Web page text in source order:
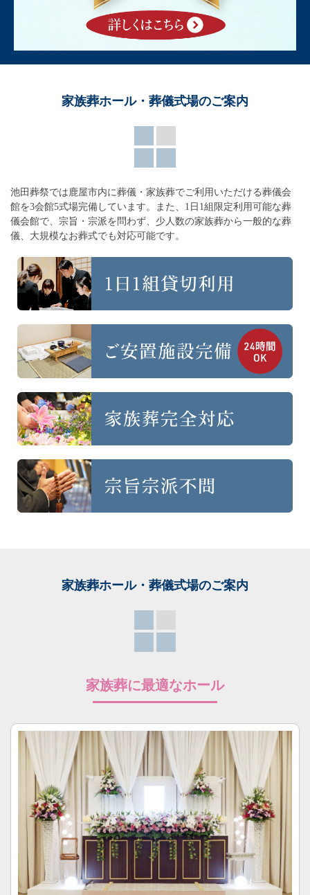
家族葬ホール・葬儀式場のご案内
池田葬祭では鹿屋市内に葬儀・家族葬でご利用いただける葬儀会
館を3会館5式場完備しています。
また、1日1組限定利用可能な葬
儀会館で、宗旨・宗派を問わず、 少人数の家族葬から一般的な葬
儀、大規模なお葬式でも対応可能です。
家族葬ホール・葬儀式場のご案内
家族葬に最適なホール